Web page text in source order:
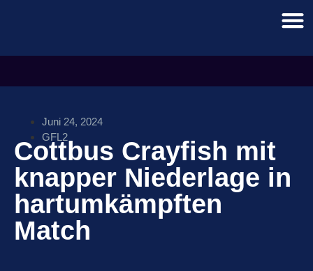
Juni 24, 2024
GFL2
Cottbus Crayfish mit
knapper Niederlage in
hartumkämpften
Match